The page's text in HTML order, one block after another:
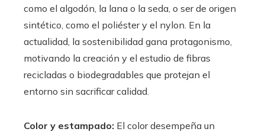
como el algodón, la lana o la seda, o ser de origen
sintético, como el poliéster y el nylon. En la
actualidad, la sostenibilidad gana protagonismo,
motivando la creación y el estudio de fibras
recicladas o biodegradables que protejan el
entorno sin sacrificar calidad.
Color y estampado: El color desempeña un